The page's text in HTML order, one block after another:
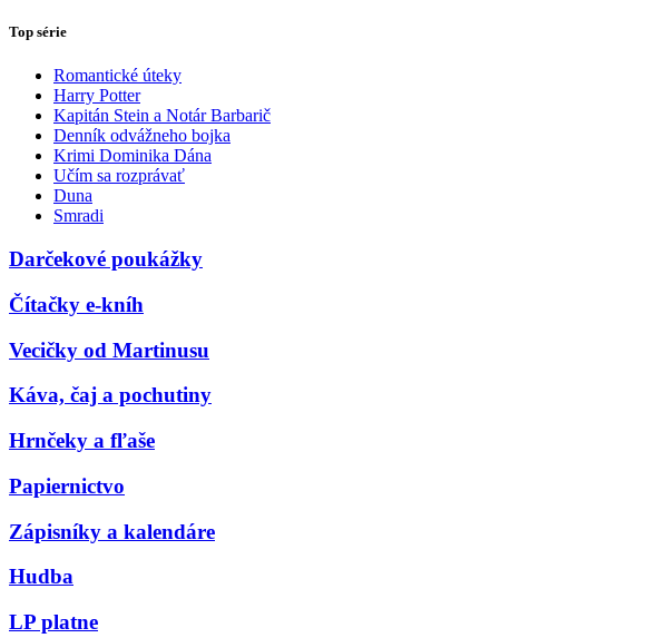
Top série
Romantické úteky
Harry Potter
Kapitán Stein a Notár Barbarič
Denník odvážneho bojka
Krimi Dominika Dána
Učím sa rozprávať
Duna
Smradi
Darčekové poukážky
Čítačky e-kníh
Vecičky od Martinusu
Káva, čaj a pochutiny
Hrnčeky a fľaše
Papiernictvo
Zápisníky a kalendáre
Hudba
LP platne